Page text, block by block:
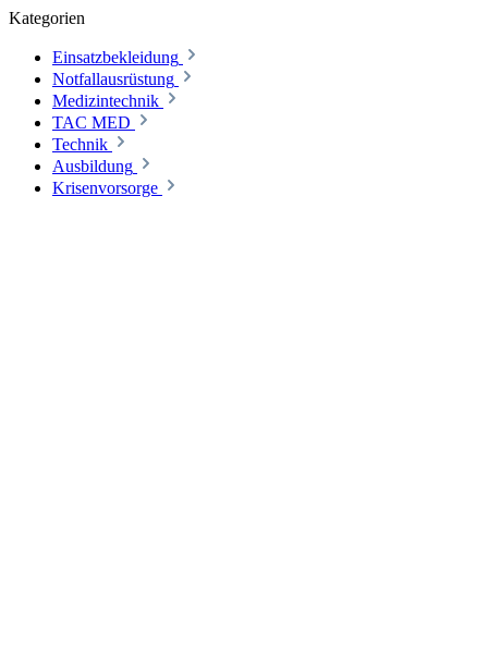
Kategorien
Einsatzbekleidung
Notfallausrüstung
Medizintechnik
TAC MED
Technik
Ausbildung
Krisenvorsorge